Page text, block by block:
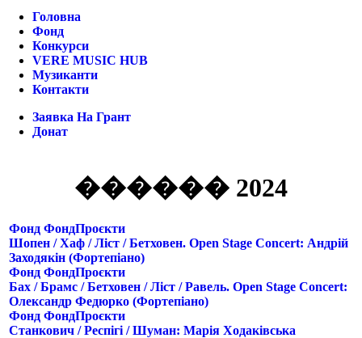
Головна
Фонд
Конкурси
VERE MUSIC HUB
Музиканти
Контакти
Заявка На Грант
Донат
������ 2024
Фонд ФондПроєкти
Шопен / Хаф / Ліст / Бетховен. Open Stage Concert: Андрій
Заходякін (фортепіано)
Фонд ФондПроєкти
Бах / Брамс / Бетховен / Ліст / Равель. Open Stage Concert:
Олександр Федюрко (фортепіано)
Фонд ФондПроєкти
Станкович / Респігі / Шуман: Марія Ходаківська